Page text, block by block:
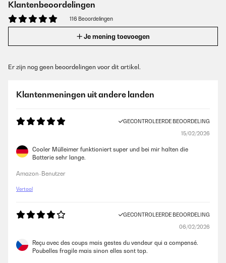
Klantenbeoordelingen
116 Beoordelingen
Je mening toevoegen
Er zijn nog geen beoordelingen voor dit artikel.
Klantenmeningen uit andere landen
GECONTROLEERDE BEOORDELING
15/02/2026
Cooler Mülleimer funktioniert super und bei mir halten die
Batterie sehr lange.
Amazon-Benutzer
Vertaal
GECONTROLEERDE BEOORDELING
06/02/2026
Reçu avec des coups mais gestes du vendeur qui a compensé.
Poubelles fragile mais sinon elles sont top.